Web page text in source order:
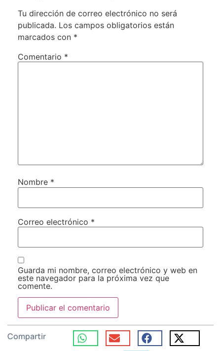
Tu dirección de correo electrónico no será
publicada. Los campos obligatorios están
marcados con *
Comentario *
Nombre *
Correo electrónico *
Guarda mi nombre, correo electrónico y web en
este navegador para la próxima vez que
comente.
Compartir